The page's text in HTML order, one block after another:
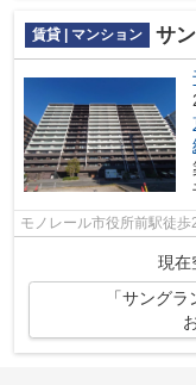
賃貸 | マンション サ
モノレール市役所前駅徒
現在
「サング